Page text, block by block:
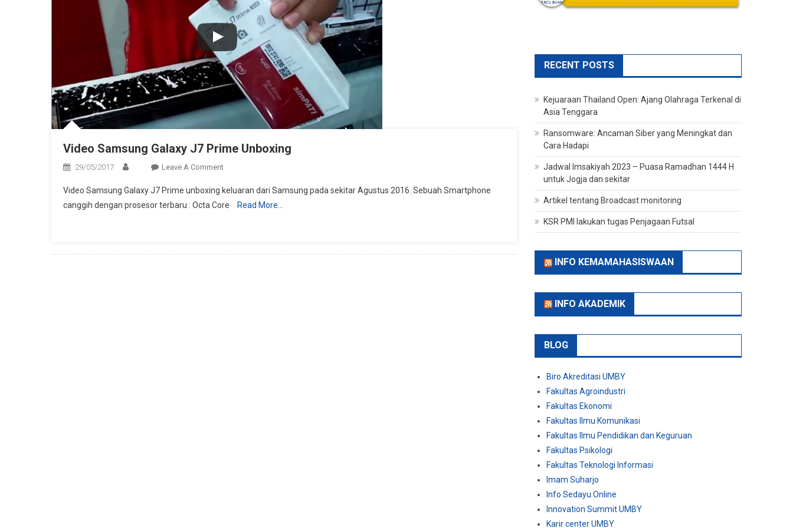
Video Samsung Galaxy J7 Prime Unboxing
29/05/2017 Leave A CommentOn
Samsung
Galaxy
Video Samsung Galaxy J7 Prime unboxing keluaran dari Samsung pada sekitar Agustus 2016. Sebuah Smartphone
canggih dengan prosesor terbaru : Octa Core
Read More…
RECENT POSTS
Kejuaraan Thailand Open: Ajang Olahraga Terkenal di
Asia Tenggara
Ransomware: Ancaman Siber yang Meningkat dan
Cara Hadapi
Jadwal Imsakiyah 2023 – Puasa Ramadhan 1444 H
untuk Jogja dan sekitar
Artikel tentang Broadcast monitoring
KSR PMI lakukan tugas Penjagaan Futsal
INFO KEMAMAHASISWAAN
INFO AKADEMIK
BLOG
Biro Akreditasi UMBY
Fakultas Agroindustri
Fakultas Ekonomi
Fakultas Ilmu Komunikasi
Fakultas Ilmu Pendidikan dan Keguruan
Fakultas Psikologi
Fakultas Teknologi Informasi
Imam Suharjo
Info Sedayu Online
Innovation Summit UMBY
Karir center UMBY